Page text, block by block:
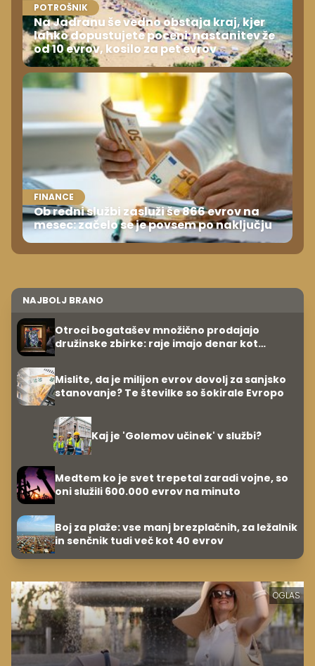
POTROŠNIK
Na Jadranu še vedno obstaja kraj, kjer
lahko dopustujete poceni: nastanitev že
od 10 evrov, kosilo za pet evrov
FINANCE
Ob redni službi zasluži še 866 evrov na
mesec: začelo se je povsem po naključju
NAJBOLJ BRANO
Otroci bogatašev množično prodajajo
družinske zbirke: raje imajo denar kot
Mislite, da je milijon evrov dovolj za sanjsko
stanovanje? Te številke so šokirale Evropo
Kaj je 'Golemov učinek' v službi?
Medtem ko je svet trepetal zaradi vojne, so
oni služili 600.000 evrov na minuto
Boj za plaže: vse manj brezplačnih, za ležalnik
in senčnik tudi več kot 40 evrov
OGLAS